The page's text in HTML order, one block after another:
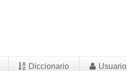
Diccionario Usuario